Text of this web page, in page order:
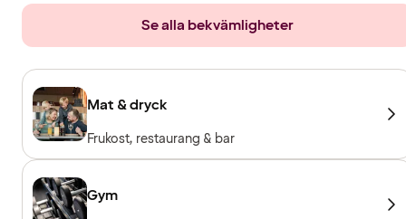
Se alla bekvämligheter
Mat & dryck
Frukost, restaurang & bar
Gym